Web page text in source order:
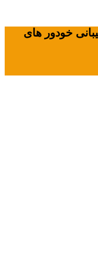
خودور های